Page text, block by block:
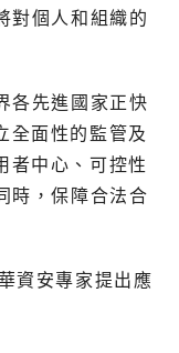
對個人和組織的
各先進國家正快
全面性的監管及
者中心、可控性
時，保障合法合